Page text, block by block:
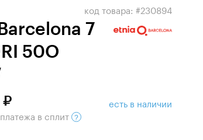
7
50O
код товара: #230894
платежа в сплит
есть в наличии